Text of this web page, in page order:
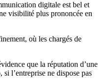
digitale est bel et
visibilité plus prononcée en
où les chargés de
que la réputation d’une
l’entreprise ne dispose pas